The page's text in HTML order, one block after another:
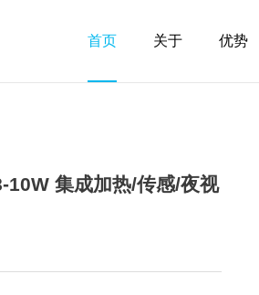
首页 关于 优势
集成加热/传感/夜视